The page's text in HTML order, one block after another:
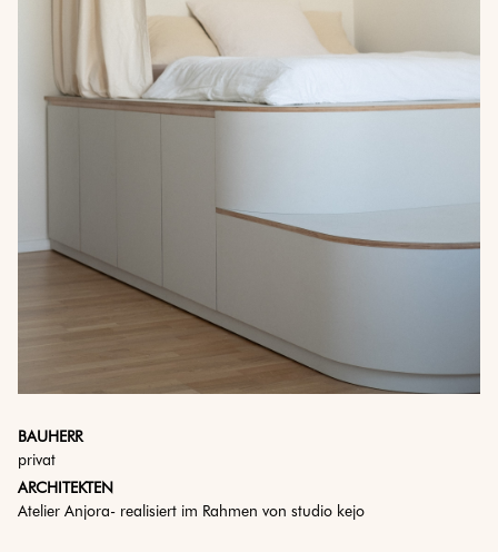
BAUHERR
privat
ARCHITEKTEN
Atelier Anjora- realisiert im Rahmen von studio kejo